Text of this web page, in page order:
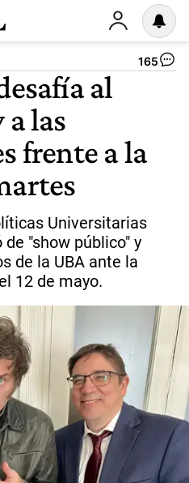
165
al
las
frente a la
Universitarias
"show público" y
de la UBA ante la
12 de mayo.